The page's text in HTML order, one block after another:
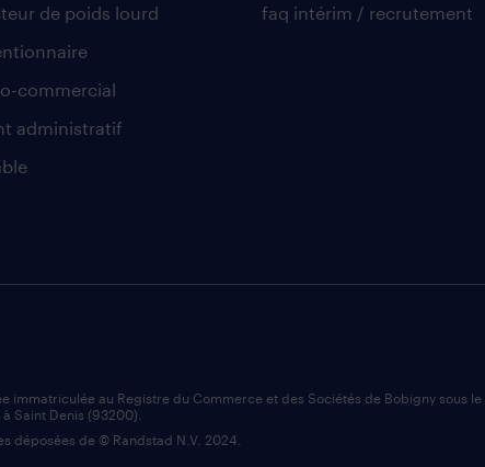
de poids lourd
commercial
administratif
faq intérim / recrutement
immatriculée au Registre du Commerce et des Sociétés de Bobigny sous le
Saint Denis (93200).
déposées de © Randstad N.V. 2024.